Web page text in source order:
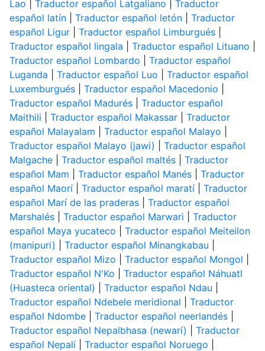
Lao
Traductor español Latgaliano
Traductor
español latín| Traductor español letón| Traductor
español Ligur| Traductor español Limburgués|
Traductor español lingala
Traductor español Lituano
Traductor español Lombardo
Traductor español
Luganda
Traductor español Luo
Traductor español
Luxemburgués| Traductor español Macedonio
Traductor español Madurés| Traductor español
Maithili
Traductor español Makassar| Traductor
español Malayalam
Traductor español Malayo
Traductor español Malayo (jawi)
Traductor español
Malgache| Traductor español maltés| Traductor
español Mam
Traductor español Manés| Traductor
español Maorí| Traductor español maratí| Traductor
español Marí de las praderas| Traductor español
Marshalés| Traductor español Marwari
Traductor
español Maya yucateco
Traductor español Meiteilon
(manipuri)
Traductor español Minangkabau
Traductor español Mizo
Traductor español Mongol
Traductor español N'Ko
Traductor español Náhuatl
(Huasteca oriental)
Traductor español Ndau
Traductor español Ndebele meridional
Traductor
español Ndombe| Traductor español neerlandés|
Traductor español Nepalbhasa (newarí)
Traductor
español Nepalí| Traductor español Noruego